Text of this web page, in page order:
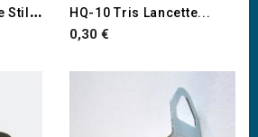
H
Q-11 Tris Lancette Stile... HQ-10 Tris Lancette...
Prezzo
0,30 €